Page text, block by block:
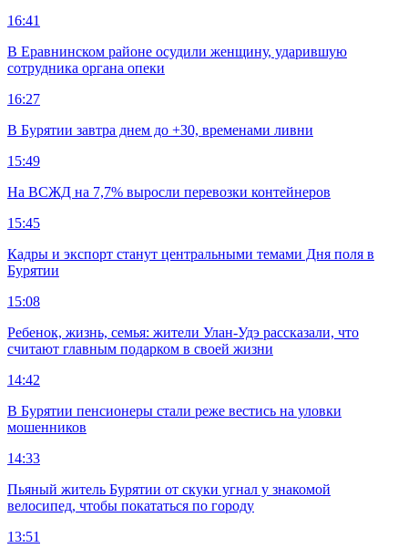
16:41
В Еравнинском районе осудили женщину, ударившую
сотрудника органа опеки
16:27
В Бурятии завтра днем до +30, временами ливни
15:49
На ВСЖД на 7,7% выросли перевозки контейнеров
15:45
Кадры и экспорт станут центральными темами Дня поля в
Бурятии
15:08
Ребенок, жизнь, семья: жители Улан-Удэ рассказали, что
считают главным подарком в своей жизни
14:42
В Бурятии пенсионеры стали реже вестись на уловки
мошенников
14:33
Пьяный житель Бурятии от скуки угнал у знакомой
велосипед, чтобы покататься по городу
13:51